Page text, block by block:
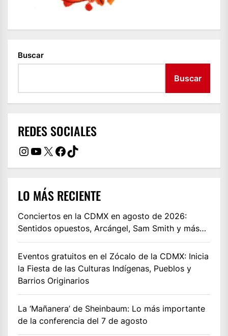
Buscar
Buscar
REDES SOCIALES
Instagram
YouTube
X Facebook
TikTok
LO MÁS RECIENTE
Conciertos en la CDMX en agosto de 2026:
Sentidos opuestos, Arcángel, Sam Smith y más…
Eventos gratuitos en el Zócalo de la CDMX: Inicia
la Fiesta de las Culturas Indígenas, Pueblos y
Barrios Originarios
La ‘Mañanera’ de Sheinbaum: Lo más importante
de la conferencia del 7 de agosto